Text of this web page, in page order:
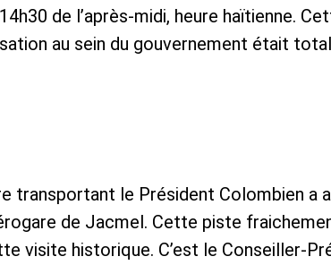
de l’après-midi, heure haïtienne.
au sein du gouvernement était
transportant le Président Colombien a
de Jacmel. Cette piste
visite historique. C’est le Conseiller-